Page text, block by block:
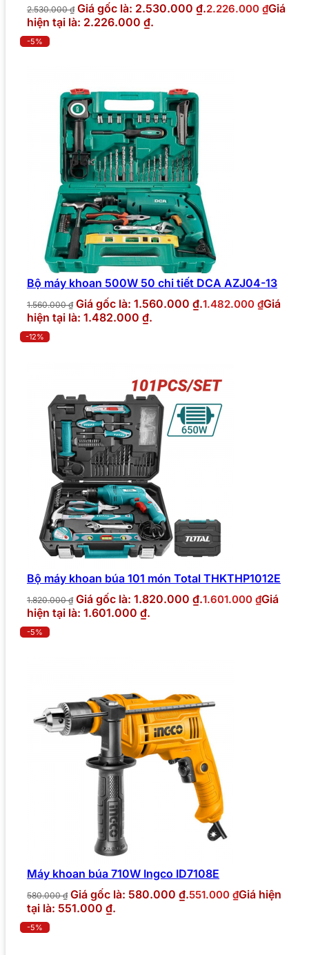
2.530.000₫ Giá gốc là: 2.530.000 ₫.2.226.000 ₫Giá
hiện tại là: 2.226.000 ₫.
-5%
Bộ máy khoan 500W 50 chi tiết DCA AZJ04-13
1.560.000₫ Giá gốc là: 1.560.000 ₫.1.482.000 ₫Giá
hiện tại là: 1.482.000 ₫.
-12%
Bộ máy khoan búa 101 món Total THKTHP1012E
1.820.000₫ Giá gốc là: 1.820.000 ₫.1.601.000 ₫Giá
hiện tại là: 1.601.000 ₫.
-5%
Máy khoan búa 710W Ingco ID7108E
580.000₫ Giá gốc là: 580.000 ₫.551.000 ₫Giá hiện
tại là: 551.000 ₫.
-5%